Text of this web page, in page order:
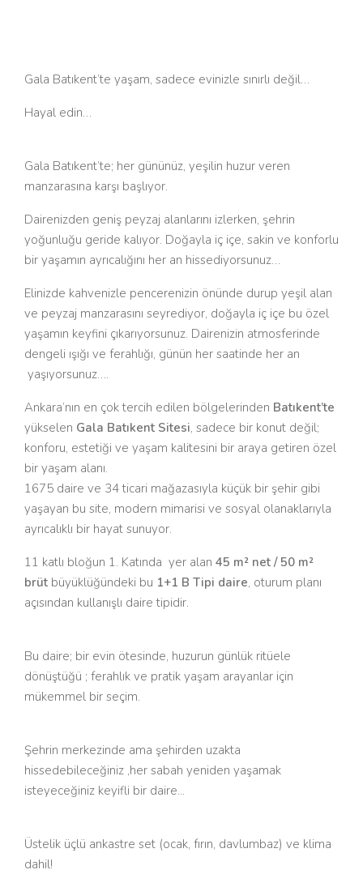
Gala Batıkent’te yaşam, sadece evinizle sınırlı değil…
Hayal edin…
Gala Batıkent’te; her gününüz, yeşilin huzur veren
manzarasına karşı başlıyor.
Dairenizden geniş peyzaj alanlarını izlerken, şehrin
yoğunluğu geride kalıyor. Doğayla iç içe, sakin ve konforlu
bir yaşamın ayrıcalığını her an hissediyorsunuz…
Elinizde kahvenizle pencerenizin önünde durup yeşil alan
ve peyzaj manzarasını seyrediyor, doğayla iç içe bu özel
yaşamın keyfini çıkarıyorsunuz. Dairenizin atmosferinde
dengeli ışığı ve ferahlığı, günün her saatinde her an
yaşıyorsunuz….
Ankara’nın en çok tercih edilen bölgelerinden Batıkent’te
yükselen Gala Batıkent Sitesi, sadece bir konut değil;
konforu, estetiği ve yaşam kalitesini bir araya getiren özel
bir yaşam alanı.
1675 daire ve 34 ticari mağazasıyla küçük bir şehir gibi
yaşayan bu site, modern mimarisi ve sosyal olanaklarıyla
ayrıcalıklı bir hayat sunuyor.
11 katlı bloğun 1. Katında yer alan 45 m² net / 50 m²
brüt büyüklüğündeki bu 1+1 B Tipi daire, oturum planı
açısından kullanışlı daire tipidir.
Bu daire; bir evin ötesinde, huzurun günlük ritüele
dönüştüğü ; ferahlık ve pratik yaşam arayanlar için
mükemmel bir seçim.
Şehrin merkezinde ama şehirden uzakta
hissedebileceğiniz ,her sabah yeniden yaşamak
isteyeceğiniz keyifli bir daire...
Üstelik üçlü ankastre set (ocak, fırın, davlumbaz) ve klima
dahil!